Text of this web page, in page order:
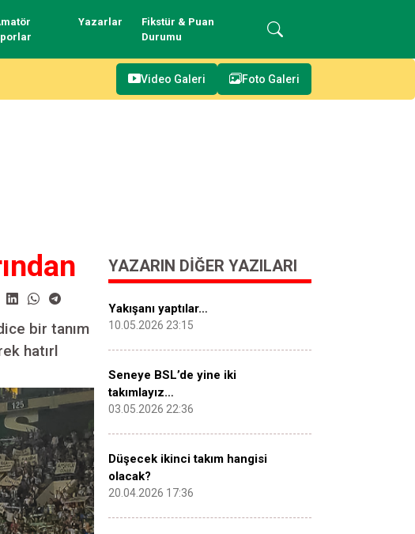
Yazarlar
Fikstür & Puan
Durumu
Video Galeri Foto Galeri
bir tanım
hatırl
YAZARIN DIĞER YAZILARI
Yakışanı yaptılar…
10.05.2026 23:15
Seneye BSL’de yine iki
takımlayız…
03.05.2026 22:36
Düşecek ikinci takım hangisi
olacak?
20.04.2026 17:36